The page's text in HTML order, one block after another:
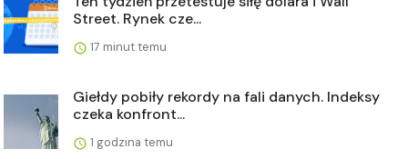
Street. Rynek cze...
17 minut temu
Giełdy pobiły rekordy na fali danych. Indeksy
czeka konfront...
1 godzina temu